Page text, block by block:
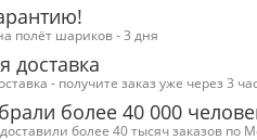
полёт шариков - 3 дня
доставка
- получите заказ уже через 3
более 40 000
более 40 тысяч заказов по